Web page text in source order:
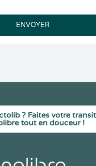
ENVOYER
? Faites votre
tout en douceur !